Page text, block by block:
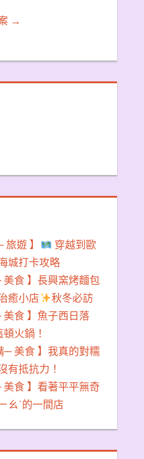
→
旅遊 】
穿越到歐
城打卡攻略
美食 】長興窯烤麵包
癒小店
秋冬必訪
美食 】魚子西日落
火鍋！
─ 美食 】我真的對糯
有抵抗力！
美食 】看著平平無奇
ㄠˊ的一間店